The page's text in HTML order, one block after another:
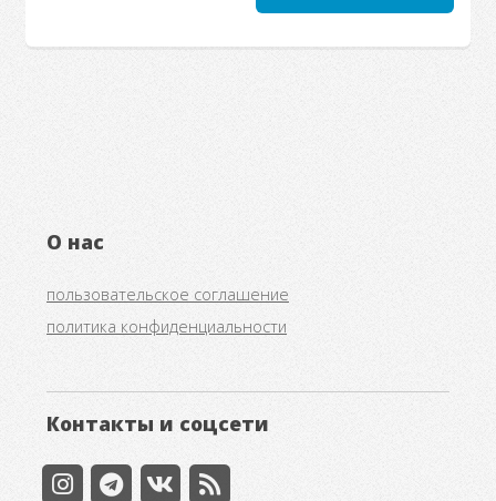
О нас
пользовательское соглашение
политика конфиденциальности
Контакты и соцсети